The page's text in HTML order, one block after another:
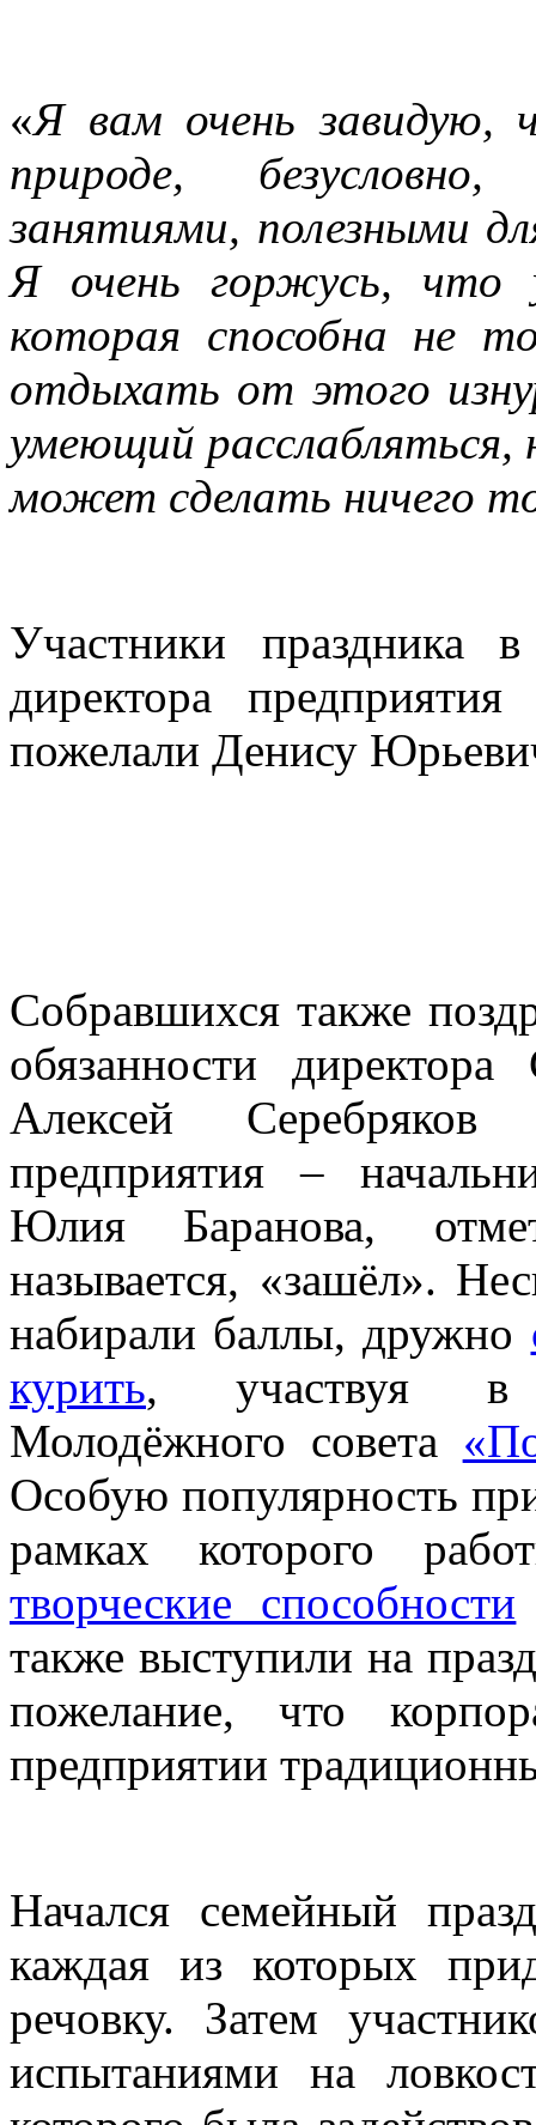
«Я вам очень завидую,
природе,
занятиями, полезными
Я очень горжусь, что
которая способна не
отдыхать от этого
умеющий расслабляться,
может сделать ничего
Участники праздника
директора
пожелали Денису
Собравшихся также
обязанности
Алексей
предприятия –
Юлия Баранова,
называется, «зашёл».
набирали баллы, дружно
курить, участвуя в
Молодёжного совета
Особую популярность
рамках которого
творческие способности
также выступили на
пожелание, что
предприятии
Начался семейный
каждая из которых
речовку. Затем
испытаниями на